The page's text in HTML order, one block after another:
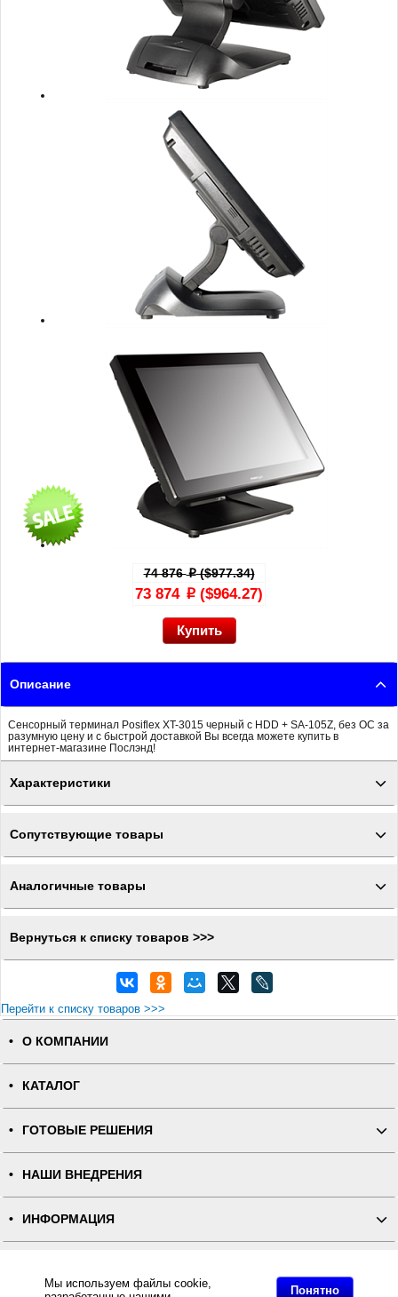
Понятно
Мы используем файлы cookie,
74 876p($977.34)
73 874 p ($964.27)
Описание
Сенсорный терминал Posiflex XT-3015 черный c HDD + SA-105Z, без ОС за
разумную цену и с быстрой доставкой Вы всегда можете купить в
интернет-магазине Послэнд!
Характеристики
Сопутствующие товары
Аналогичные товары
Вернуться к списку товаров >>>
Перейти к списку товаров >>>
О КОМПАНИИ
КАТАЛОГ
ГОТОВЫЕ РЕШЕНИЯ
НАШИ ВНЕДРЕНИЯ
ИНФОРМАЦИЯ